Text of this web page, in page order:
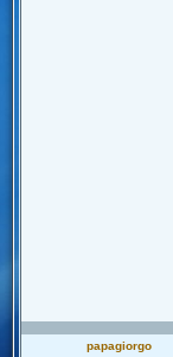
papagiorgo